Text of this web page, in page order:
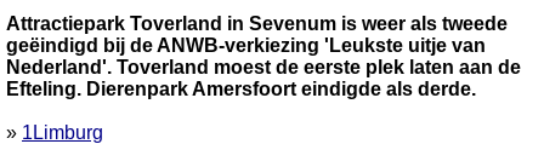
Attractiepark Toverland in Sevenum is weer als tweede
geëindigd bij de ANWB-verkiezing 'Leukste uitje van
Nederland'. Toverland moest de eerste plek laten aan de
Efteling. Dierenpark Amersfoort eindigde als derde.
» 1Limburg